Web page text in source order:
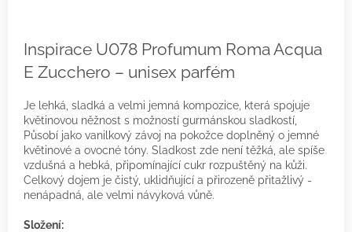
Inspirace U078 Profumum Roma Acqua
E Zucchero – unisex parfém
Je lehká, sladká a velmi jemná kompozice, která spojuje
květinovou něžnost s možností gurmánskou sladkostí,
Působí jako vanilkový závoj na pokožce doplněný o jemné
květinové a ovocné tóny. Sladkost zde není těžká, ale spíše
vzdušná a hebká, připomínající cukr rozpuštěný na kůži.
Celkový dojem je čistý, uklidňující a přirozeně přitažlivý -
nenápadná, ale velmi návyková vůně.
Složení: